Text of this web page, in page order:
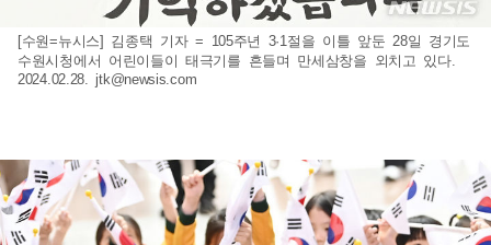
[수원=뉴시스] 김종택 기자 = 105주년 3·1절을 이틀 앞둔 28일 경기도
수원시청에서 어린이들이 태극기를 흔들며 만세삼창을 외치고 있다.
2024.02.28. jtk@newsis.com